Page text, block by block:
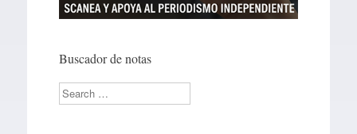
Buscador de notas
Search